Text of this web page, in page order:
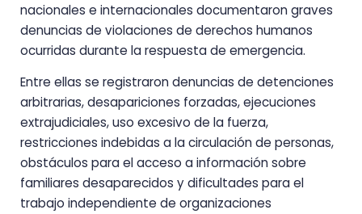
nacionales e internacionales documentaron graves
denuncias de violaciones de derechos humanos
ocurridas durante la respuesta de emergencia.
Entre ellas se registraron denuncias de detenciones
arbitrarias, desapariciones forzadas, ejecuciones
extrajudiciales, uso excesivo de la fuerza,
restricciones indebidas a la circulación de personas,
obstáculos para el acceso a información sobre
familiares desaparecidos y dificultades para el
trabajo independiente de organizaciones